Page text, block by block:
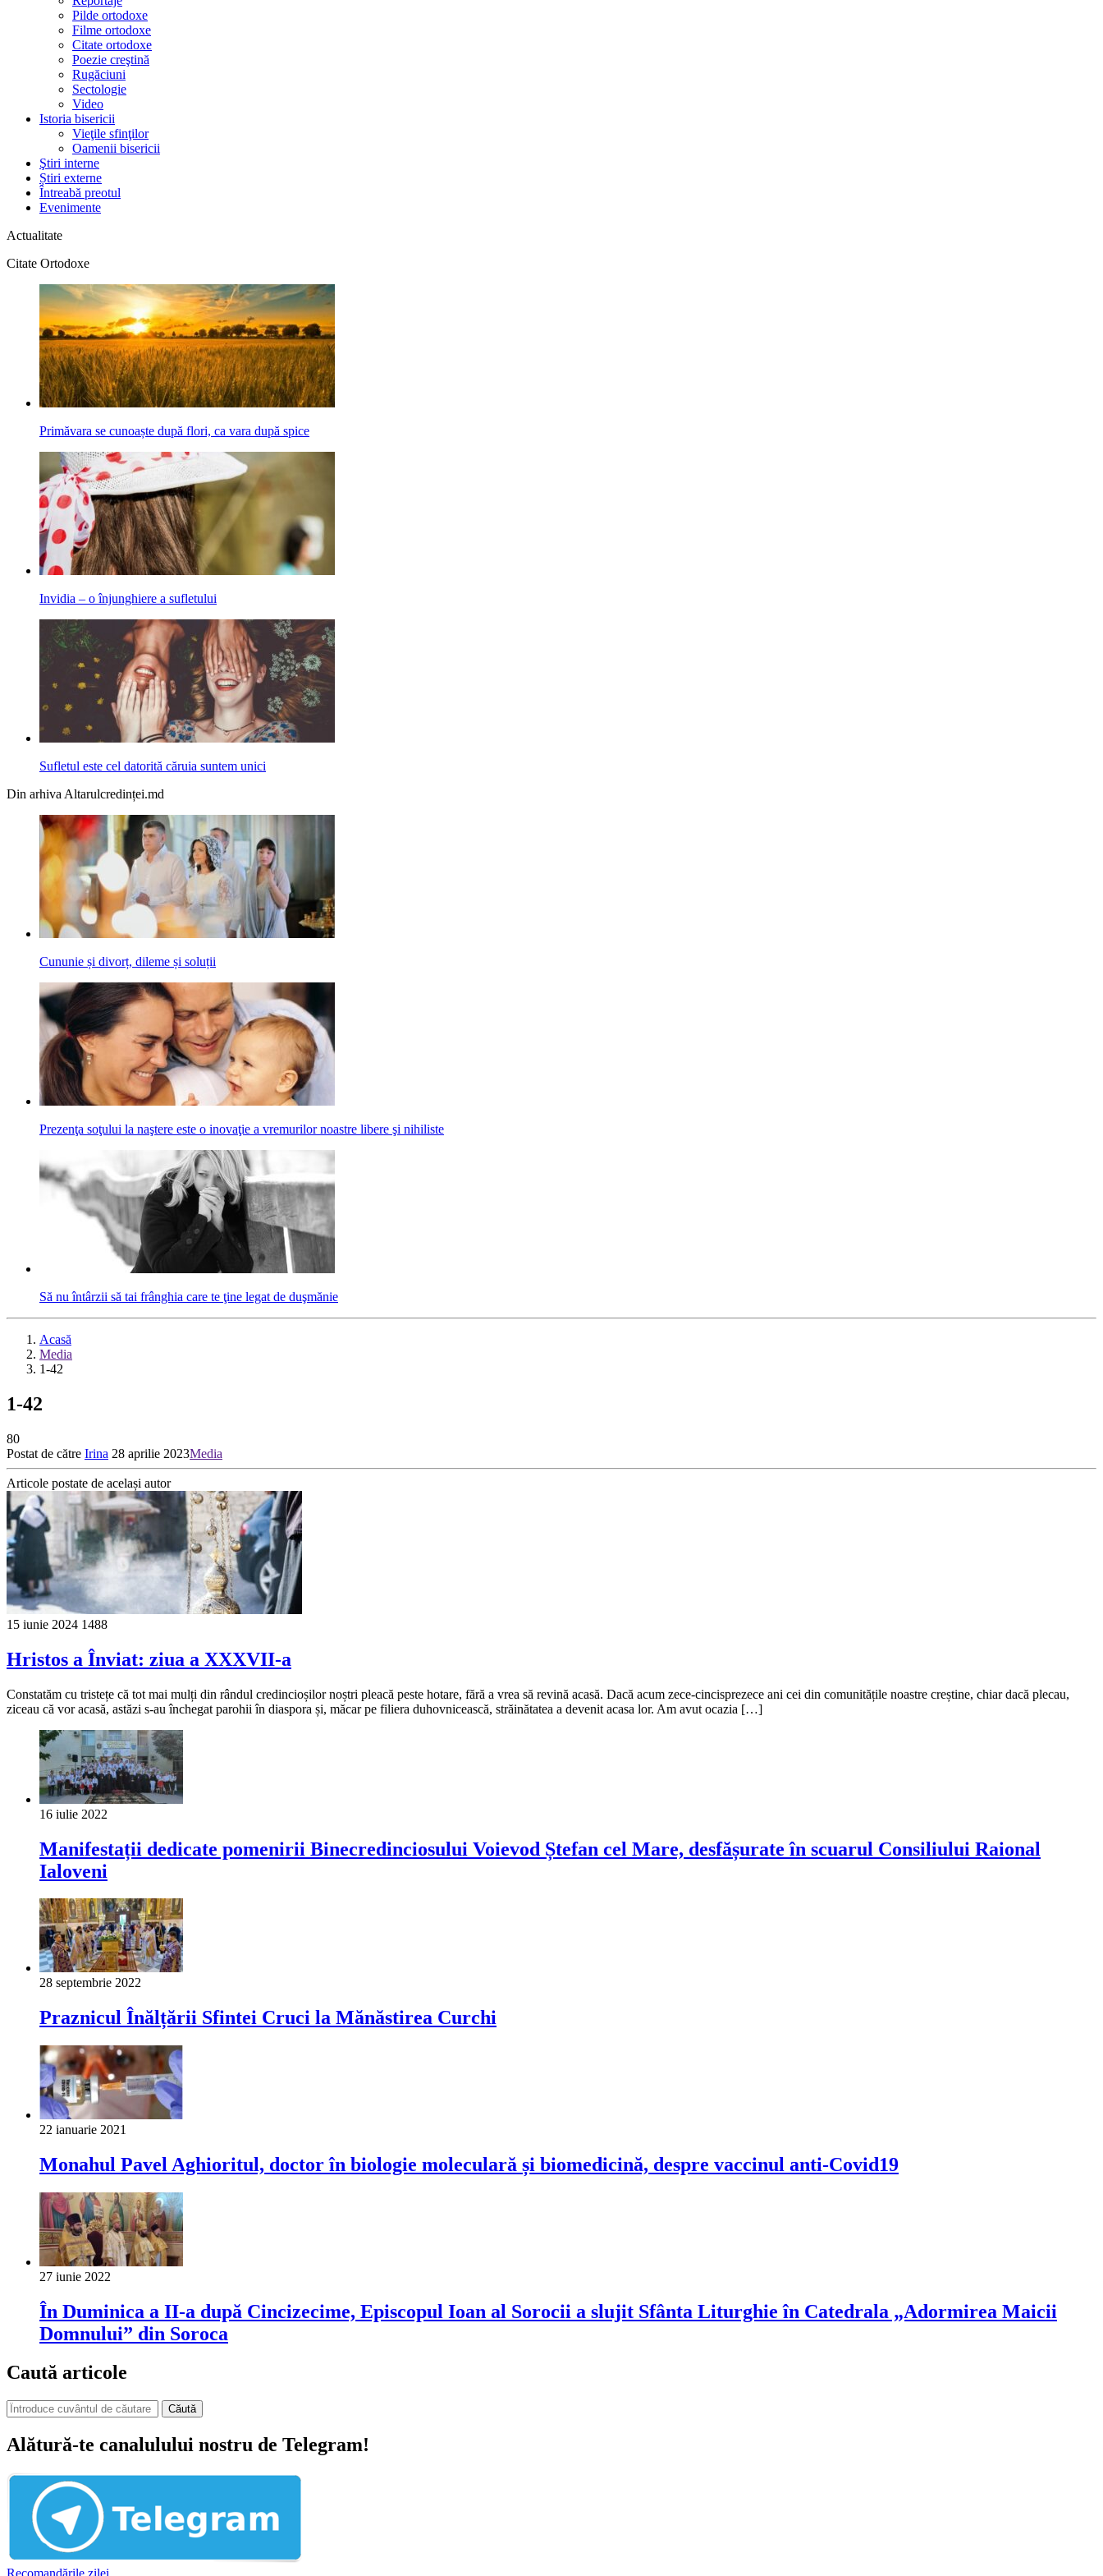
Pilde ortodoxe
Filme ortodoxe
Citate ortodoxe
Poezie creştină
Rugăciuni
Sectologie
Video
Istoria bisericii
Vieţile sfinţilor
Oamenii bisericii
Ştiri interne
Știri externe
Întreabă preotul
Evenimente
Actualitate
Citate Ortodoxe
Primăvara se cunoaște după flori, ca vara după spice
Invidia – o înjunghiere a sufletului
Sufletul este cel datorită căruia suntem unici
Din arhiva Altarulcredinței.md
Cununie și divorț, dileme și soluții
Prezenţa soţului la naştere este o inovaţie a vremurilor noastre libere şi nihiliste
Să nu întârzii să tai frânghia care te ţine legat de duşmănie
Acasă
Media
1-42
1-42
80
Postat de către Irina 28 aprilie 2023Media
Articole postate de același autor
15 iunie 2024 1488
Hristos a Înviat: ziua a XXXVII-a
Constatăm cu tristețe că tot mai mulți din rândul credincioșilor noștri pleacă peste hotare, fără a vrea să revină acasă. Dacă acum zece-cincisprezece ani cei din comunitățile noastre creștine, chiar dacă plecau,
ziceau că vor acasă, astăzi s-au închegat parohii în diaspora și, măcar pe filiera duhovnicească, străinătatea a devenit acasa lor. Am avut ocazia […]
16 iulie 2022
Manifestații dedicate pomenirii Binecredinciosului Voievod Ștefan cel Mare, desfășurate în scuarul Consiliului Raional
Ialoveni
28 septembrie 2022
Praznicul Înălțării Sfintei Cruci la Mănăstirea Curchi
22 ianuarie 2021
Monahul Pavel Aghioritul, doctor în biologie moleculară și biomedicină, despre vaccinul anti-Covid19
27 iunie 2022
În Duminica a II-a după Cincizecime, Episcopul Ioan al Sorocii a slujit Sfânta Liturghie în Catedrala „Adormirea Maicii
Domnului” din Soroca
Caută articole
Căută
Alătură-te canalulului nostru de Telegram!
Recomandările zilei